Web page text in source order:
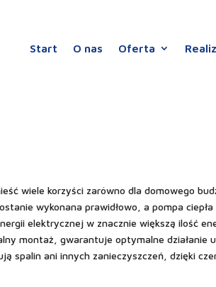
Start O nas Oferta
wiele korzyści zarówno dla domowego
wykonana prawidłowo, a pompa
elektrycznej w znacznie większą ilość
montaż, gwarantuje optymalne działanie
spalin ani innych zanieczyszczeń, dzięki